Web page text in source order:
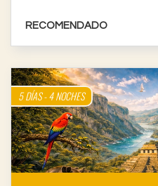
RECOMENDADO
5 DÍAS - 4 NOCHES